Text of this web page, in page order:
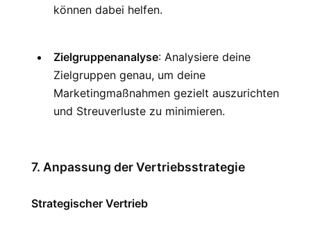
können dabei helfen.
Zielgruppenanalyse: Analysiere deine
Zielgruppen genau, um deine
Marketingmaßnahmen gezielt auszurichten
und Streuverluste zu minimieren.
7. Anpassung der Vertriebsstrategie
Strategischer Vertrieb